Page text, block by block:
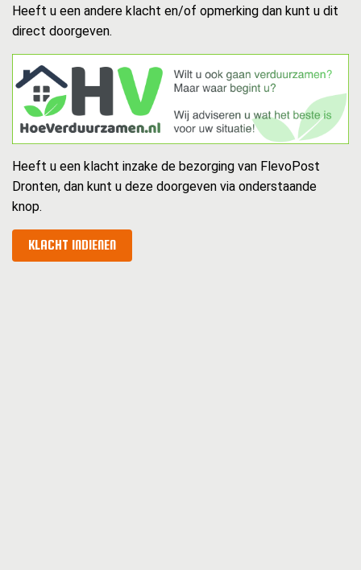
Heeft u een andere klacht en/of opmerking dan kunt u dit
direct doorgeven.
Heeft u een klacht inzake de bezorging van FlevoPost
Dronten, dan kunt u deze doorgeven via onderstaande
knop.
KLACHT INDIENEN